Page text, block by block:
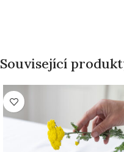
Související